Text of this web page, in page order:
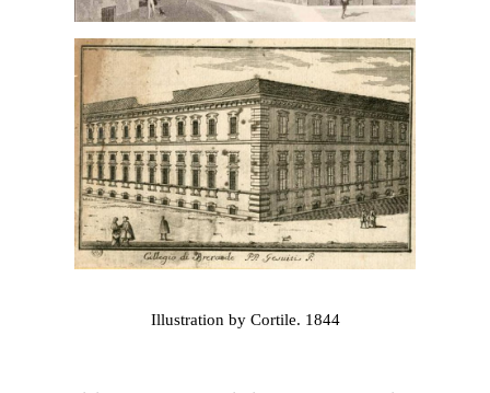
Illustration by Cortile. 1844